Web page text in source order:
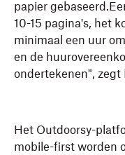
papier
10-15 pagina's, het
minimaal een uur
en de
ondertekenen", zegt
Het Outdoorsy-
mobile-first worden